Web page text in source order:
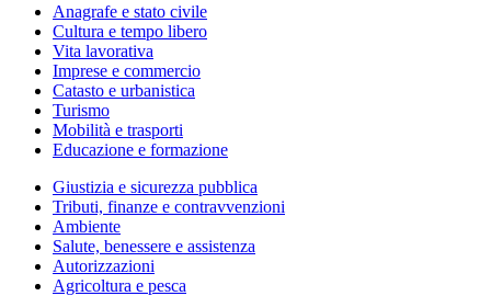
Anagrafe e stato civile
Cultura e tempo libero
Vita lavorativa
Imprese e commercio
Catasto e urbanistica
Turismo
Mobilità e trasporti
Educazione e formazione
Giustizia e sicurezza pubblica
Tributi, finanze e contravvenzioni
Ambiente
Salute, benessere e assistenza
Autorizzazioni
Agricoltura e pesca